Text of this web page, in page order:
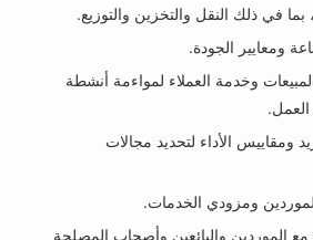
بما في ذلك النقل والتخزين والتوزيع.
ومعايير الجودة.
وخدمة العملاء لمواءمة أنشطة
ومقاييس الأداء لتحديد مجالات
ومزودي الخدمات.
الموردين والبائعين وأصحاب المصلحة